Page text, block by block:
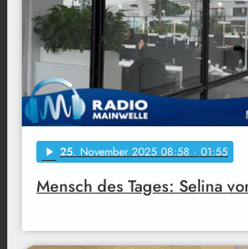
play_arrow 25. November 2025 08:58 · 01:55
Mensch des Tages: Selina